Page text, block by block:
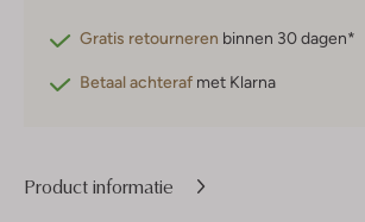
Gratis retourneren binnen 30 dagen*
Betaal achteraf met Klarna
Product informatie